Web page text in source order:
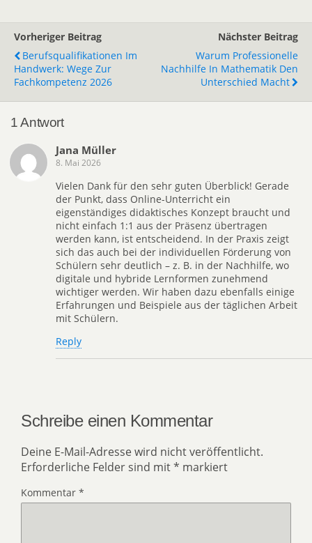
Vorheriger Beitrag
Berufsqualifikationen Im
Handwerk: Wege Zur
Fachkompetenz 2026
Nächster Beitrag
Warum Professionelle
Nachhilfe In Mathematik Den
Unterschied Macht
1 Antwort
Jana Müller
8. Mai 2026
Vielen Dank für den sehr guten Überblick! Gerade
der Punkt, dass Online-Unterricht ein
eigenständiges didaktisches Konzept braucht und
nicht einfach 1:1 aus der Präsenz übertragen
werden kann, ist entscheidend. In der Praxis zeigt
sich das auch bei der individuellen Förderung von
Schülern sehr deutlich – z. B. in der Nachhilfe, wo
digitale und hybride Lernformen zunehmend
wichtiger werden. Wir haben dazu ebenfalls einige
Erfahrungen und Beispiele aus der täglichen Arbeit
mit Schülern.
Reply
Schreibe einen Kommentar
Deine E-Mail-Adresse wird nicht veröffentlicht.
Erforderliche Felder sind mit* markiert
Kommentar *